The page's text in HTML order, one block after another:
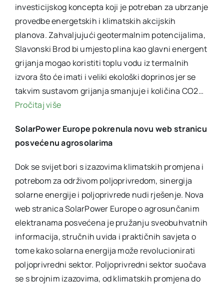
investicijskog koncepta koji je potreban za ubrzanje
provedbe energetskih i klimatskih akcijskih
planova. Zahvaljujući geotermalnim potencijalima,
Slavonski Brod bi umjesto plina kao glavni energent
grijanja mogao koristiti toplu vodu iz termalnih
izvora što će imati i veliki ekološki doprinos jer se
takvim sustavom grijanja smanjuje i količina CO2…
Pročitaj više
SolarPower Europe pokrenula novu web stranicu
posvećenu agrosolarima
Dok se svijet bori s izazovima klimatskih promjena i
potrebom za održivom poljoprivredom, sinergija
solarne energije i poljoprivrede nudi rješenje. Nova
web stranica SolarPower Europe o agrosunčanim
elektranama posvećena je pružanju sveobuhvatnih
informacija, stručnih uvida i praktičnih savjeta o
tome kako solarna energija može revolucionirati
poljoprivredni sektor. Poljoprivredni sektor suočava
se s brojnim izazovima, od klimatskih promjena do